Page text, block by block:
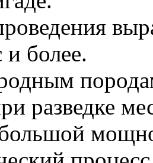
более.
разведке